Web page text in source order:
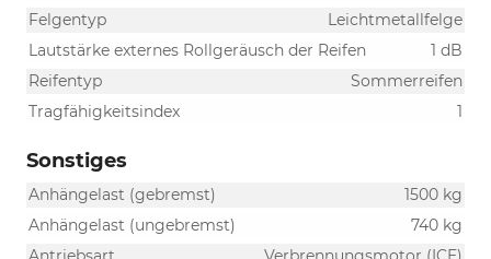
Felgentyp
Leichtmetallfelge
Lautstärke externes Rollgeräusch der Reifen
1 dB
Reifentyp
Sommerreifen
Tragfähigkeitsindex
1
Sonstiges
Anhängelast (gebremst)
1500 kg
Anhängelast (ungebremst)
740 kg